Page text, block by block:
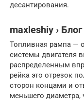
десантирования.
maxleshiy ›
Топливная рампа —
системы двигателя
распределенным
рейка это отрезок
сторон концами и
меньшего диаметра,